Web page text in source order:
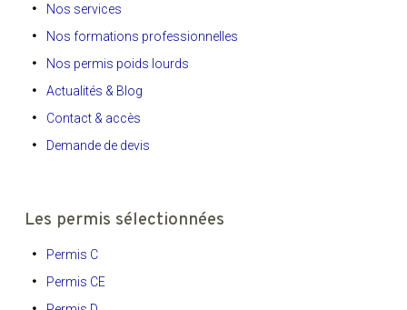
Nos services
Nos formations professionnelles
Nos permis poids lourds
Actualités & Blog
Contact & accès
Demande de devis
Les permis sélectionnées
Permis C
Permis CE